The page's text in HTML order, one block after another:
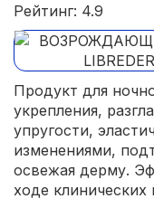
Рейтинг: 4.9
Продукт для
укрепления,
упругости,
изменениями,
освежая дерму.
ходе клинических